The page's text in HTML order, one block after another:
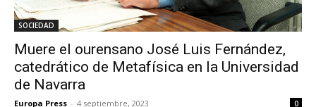
SOCIEDAD
Muere el ourensano José Luis Fernández,
catedrático de Metafísica en la Universidad
de Navarra
Europa Press - 4 septiembre, 2023 0